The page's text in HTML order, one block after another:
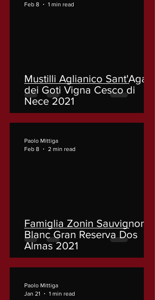
Mustilli Aglianico Sant'Agata
dei Goti Vigna Cesco di
Nece 2021
Feb 8
1 min read
Famiglia Zonin Sauvignon
Blanc Gran Reserva Dos
Almas 2021
Paolo Mittiga
Feb 8
2 min read
Paolo Mittiga
Jan 21
1 min read